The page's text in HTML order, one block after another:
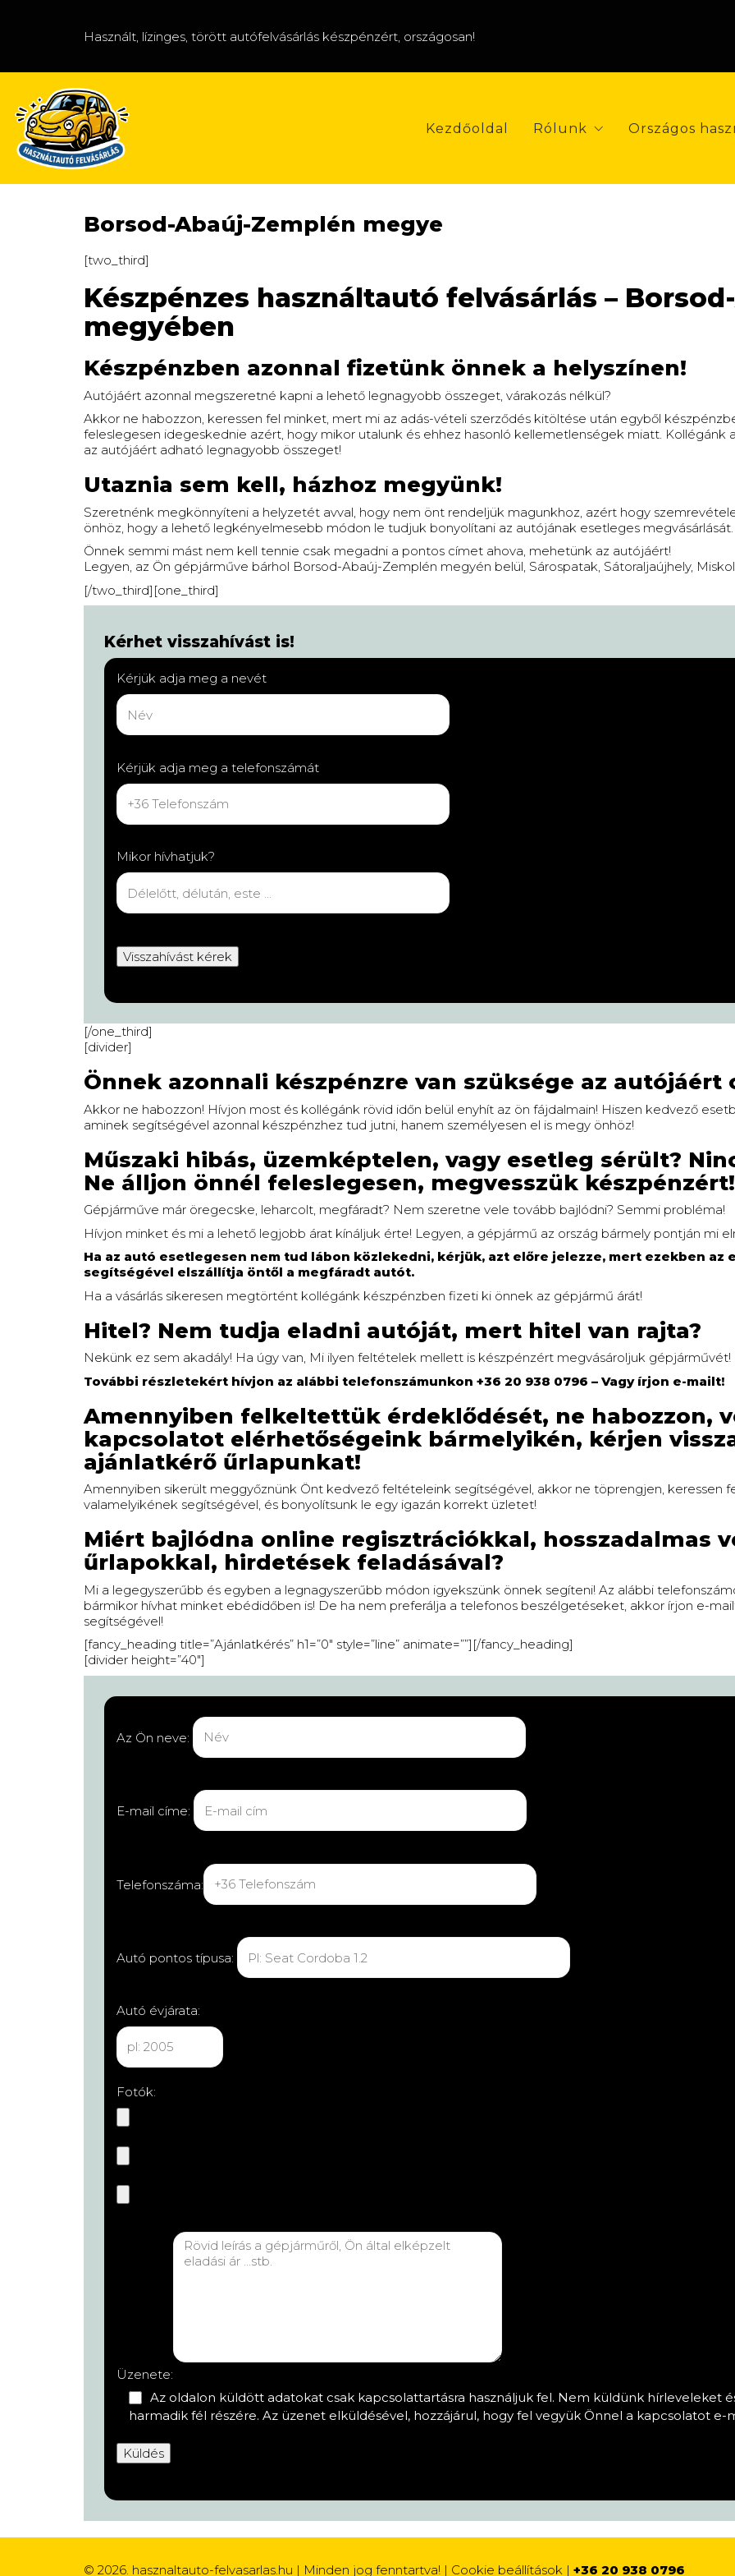
Használt, lízinges, törött autófelvásárlás készpénzért, országosan!
Kezdőoldal Rólunk Országos
Borsod-Abaúj-Zemplén megye
[two_third]
Készpénzes használtautó felvásárlás –
megyében
Készpénzben azonnal fizetünk önnek a helyszínen!
Autójáért azonnal megszeretné kapni a lehető legnagyobb összeget, várakozás nélkül?
Akkor ne habozzon, keressen fel minket, mert mi az adás-vételi szerződés kitöltése után egyből
feleslegesen idegeskednie azért, hogy mikor utalunk és ehhez hasonló kellemetlenségek miatt.
az autójáért adható legnagyobb összeget!
Utaznia sem kell, házhoz megyünk!
Szeretnénk megkönnyíteni a helyzetét avval, hogy nem önt rendeljük magunkhoz, azért hogy
önhöz, hogy a lehető legkényelmesebb módon le tudjuk bonyolítani az autójának esetleges megvásárlását.
Önnek semmi mást nem kell tennie csak megadni a pontos címet ahova, mehetünk az autójáért!
Legyen, az Ön gépjárműve bárhol Borsod-Abaúj-Zemplén megyén belül, Sárospatak, Sátoraljaújhely,
[/two_third][one_third]
Kérhet visszahívást is!
Kérjük adja meg a nevét
Kérjük adja meg a telefonszámát
Mikor hívhatjuk?
[/one_third]
[divider]
Önnek azonnali készpénzre van szüksége az autójáért
Akkor ne habozzon! Hívjon most és kollégánk rövid időn belül enyhít az ön fájdalmain! Hiszen kedvező
aminek segítségével azonnal készpénzhez tud jutni, hanem személyesen el is megy önhöz!
Műszaki hibás, üzemképtelen, vagy esetleg sérült?
Ne álljon önnél feleslegesen, megvesszük készpénzért!
Gépjárműve már öregecske, leharcolt, megfáradt? Nem szeretne vele tovább bajlódni? Semmi probléma!
Hívjon minket és mi a lehető legjobb árat kínáljuk érte! Legyen, a gépjármű az ország bármely pontján mi
Ha az autó esetlegesen nem tud lábon közlekedni, kérjük, azt előre jelezze, mert ezekben
segítségével elszállítja öntől a megfáradt autót.
Ha a vásárlás sikeresen megtörtént kollégánk készpénzben fizeti ki önnek az gépjármű árát!
Hitel? Nem tudja eladni autóját, mert hitel van rajta?
Nekünk ez sem akadály! Ha úgy van, Mi ilyen feltételek mellett is készpénzért megvásároljuk gépjárművét!
További részletekért hívjon az alábbi telefonszámunkon +36 20 938 0796 – Vagy írjon e-mailt!
Amennyiben felkeltettük érdeklődését, ne habozzon,
kapcsolatot elérhetőségeink bármelyikén, kérjen
ajánlatkérő űrlapunkat!
Amennyiben sikerült meggyőznünk Önt kedvező feltételeink segítségével, akkor ne töprengjen,
valamelyikének segítségével, és bonyolítsunk le egy igazán korrekt üzletet!
Miért bajlódna online regisztrációkkal, hosszadalmas
űrlapokkal, hirdetések feladásával?
Mi a legegyszerűbb és egyben a legnagyszerűbb módon igyekszünk önnek segíteni! Az alábbi
bármikor hívhat minket ebédidőben is! De ha nem preferálja a telefonos beszélgetéseket, akkor írjon e-
segítségével!
[fancy_heading title=”Ajánlatkérés” h1=”0″ style=”line” animate=””][/fancy_heading]
[divider height=”40″]
Az Ön neve:
E-mail címe:
Telefonszáma:
Autó pontos típusa:
Autó évjárata:
Fotók:
Üzenete:
Az oldalon küldött adatokat csak kapcsolattartásra használjuk fel. Nem küldünk hírleveleket
harmadik fél részére. Az üzenet elküldésével, hozzájárul, hogy fel vegyük Önnel a kapcsolatot e-
© 2026. hasznaltauto-felvasarlas.hu | Minden jog fenntartva! | Cookie beállítások | +36 20 938 0796